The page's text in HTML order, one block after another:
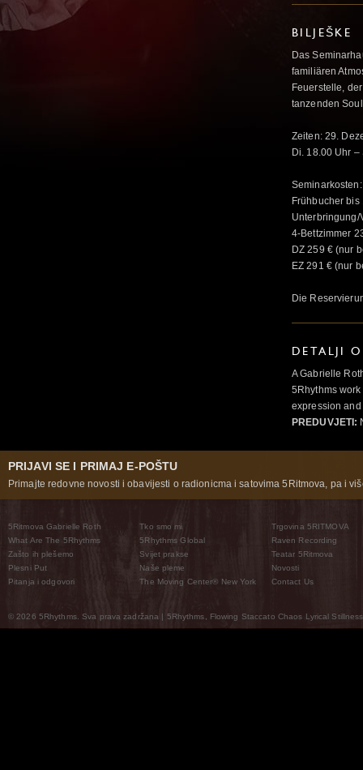
BILJEŠKE
Das
familiären
Feuerstelle,
tanzenden
Zeiten: 29.
Di. 18.00 Uhr
Frühbucher bis
Unterbringung/
4-Bettzimmer
DZ 259 € (nur
EZ 291 € (nur
Die
DETALJI
A Gabrielle
5Rhythms
expression
PREDUVJETI:
PRIJAVI SE I PRIMAJ E-POŠTU
Primajte redovne novosti i obavijesti o radionicma i satovima 5Ritmova, pa i
5Ritmova Gabrielle Roth
What Are The 5Rhythms
Zašto ih plešemo
Plesni Put
Pitanja i odgovori
Tko smo mi
5Rhythms Global
Svijet prakse
Naše pleme
The Moving Center® New York
Trgovina 5RITMOVA
Raven Recording
Teatar 5Ritmova
Novosti
Contact Us
© 2026 5Rhythms. Sva prava zadržana | 5Rhythms, Flowing Staccato Chaos Lyrical